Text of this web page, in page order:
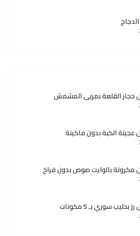
حجار القلعة بمربى المشمش
الكبة بدون ماكينة
مكرونة بالوايت صوص بدون فراخ
سوري بـ 5 مكونات